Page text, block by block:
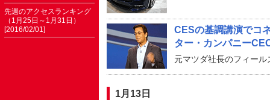
CESの基調講演でコ
ター・カンパニー
元マツダ社長のフィー
1月13日
先週のアクセスランキング
（1月25日～1月31日）
[2016/02/01]